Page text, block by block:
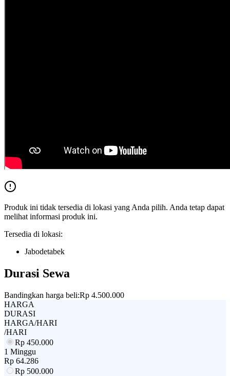
Produk ini tidak tersedia di lokasi yang Anda pilih. Anda tetap dapat
melihat informasi produk ini.
Tersedia di lokasi:
Jabodetabek
Durasi Sewa
Bandingkan harga beli:Rp 4.500.000
HARGA
DURASI
HARGA/HARI
/HARI
Rp 450.000
1 Minggu
Rp 64.286
Rp 500.000